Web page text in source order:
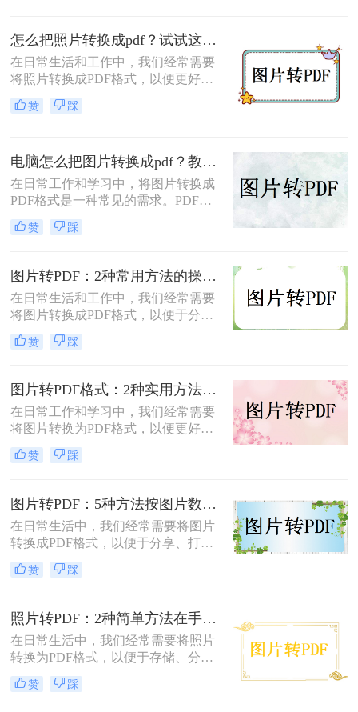
怎么把照片转换成pdf？试试这三个转换方法！
在日常生活和工作中，我们经常需要
将照片转换成PDF格式，以便更好地
进行分享、存储或打印。那么怎么把
照片转换成pdf呢？本文将介绍三种将
赞 踩
电脑怎么把图片转换成pdf？教你4种简单的方法！
在日常工作和学习中，将图片转换成
PDF格式是一种常见的需求。PDF格
式具有支持矢量图形、打印格式不走
样、兼容性高、体积小以及支持批注
格式。那么电脑怎么把图片转换成pdf
呢？本文将介绍四种常见的图片转
PDF的方法。
赞 踩
图片转PDF：2种常用方法的操作步骤和格式保留设置！
在日常生活和工作中，我们经常需要
将图片转换成PDF格式，以便于分
享、打印或存档。那么如何把图片转
换成PDF呢？本文将介绍两种常用的
赞 踩
图片转PDF格式：2种实用方法的关键参数和输出质量对比！
在日常工作和学习中，我们经常需要
将图片转换为PDF格式，以便更好地
保存、分享和打印。那么如何将图片
转换为pdf格式呢？本文将介绍两种将
赞 踩
图片转PDF：5种方法按图片数量和文件大小选，大的别用在线！
在日常生活中，我们经常需要将图片
转换成PDF格式，以便于分享、打印
或存档。那么图片如何转换成pdf呢？
本文将介绍几种将图片转换成PDF的
换方式。
赞 踩
照片转PDF：2种简单方法在手机端和电脑端的操作差异！
在日常生活中，我们经常需要将照片
转换为PDF格式，以便于存储、分享
和打印。那么照片转pdf怎么弄呢？下
面将介绍两种简单实用的方法，帮助
赞 踩